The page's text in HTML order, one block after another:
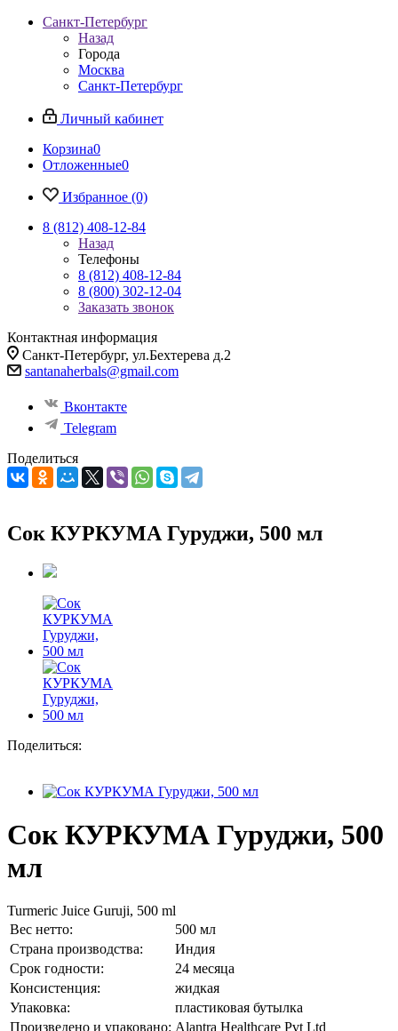
Санкт-Петербург
Назад
Города
Москва
Санкт-Петербург
Личный кабинет
Корзина0
Отложенные0
Избранное (0)
8 (812) 408-12-84
Назад
Телефоны
8 (812) 408-12-84
8 (800) 302-12-04
Заказать звонок
Контактная информация
Санкт-Петербург, ул.Бехтерева д.2
santanaherbals@gmail.com
Вконтакте
Telegram
Поделиться
Сок КУРКУМА Гуруджи, 500 мл
Поделиться:
Сок КУРКУМА Гуруджи, 500
мл
Turmeric Juice Guruji, 500 ml
Вес нетто:
500 мл
Страна производства:
Индия
Срок годности:
24 месяца
Консистенция:
жидкая
Упаковка:
пластиковая бутылка
Произведено и упаковано: Alantra Healthcare Pvt Ltd